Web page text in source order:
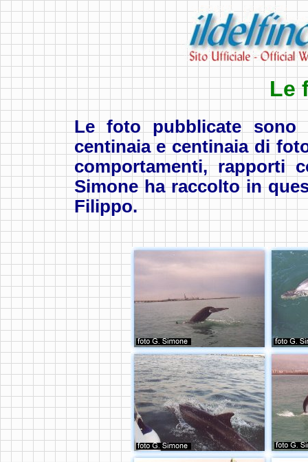
Le
Le foto pubblicate sono
centinaia e centinaia di
comportamenti, rapporti
Simone ha raccolto in
Filippo.